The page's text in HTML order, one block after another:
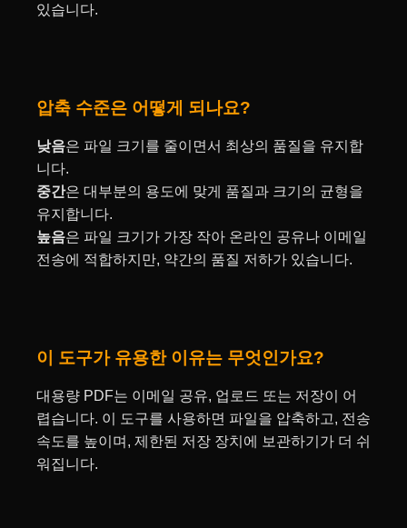
있습니다.
압축 수준은 어떻게 되나요?
낮음은 파일 크기를 줄이면서 최상의 품질을 유지합
니다.
중간은 대부분의 용도에 맞게 품질과 크기의 균형을
유지합니다.
높음은 파일 크기가 가장 작아 온라인 공유나 이메일
전송에 적합하지만, 약간의 품질 저하가 있습니다.
이 도구가 유용한 이유는 무엇인가요?
대용량 PDF는 이메일 공유, 업로드 또는 저장이 어
렵습니다. 이 도구를 사용하면 파일을 압축하고, 전송
속도를 높이며, 제한된 저장 장치에 보관하기가 더 쉬
워집니다.